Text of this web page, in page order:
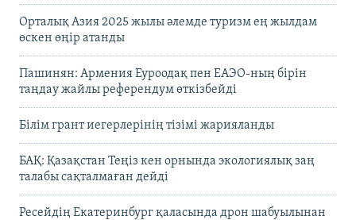
Орталық Азия 2025 жылы әлемде туризм ең жылдам
өскен өңір атанды
Пашинян: Армения Еуроодақ пен ЕАЭО-ның бірін
таңдау жайлы референдум өткізбейді
Білім грант иегерлерінің тізімі жарияланды
БАҚ: Қазақстан Теңіз кен орнында экологиялық заң
талабы сақталмаған дейді
Ресейдің Екатеринбург қаласында дрон шабуылынан